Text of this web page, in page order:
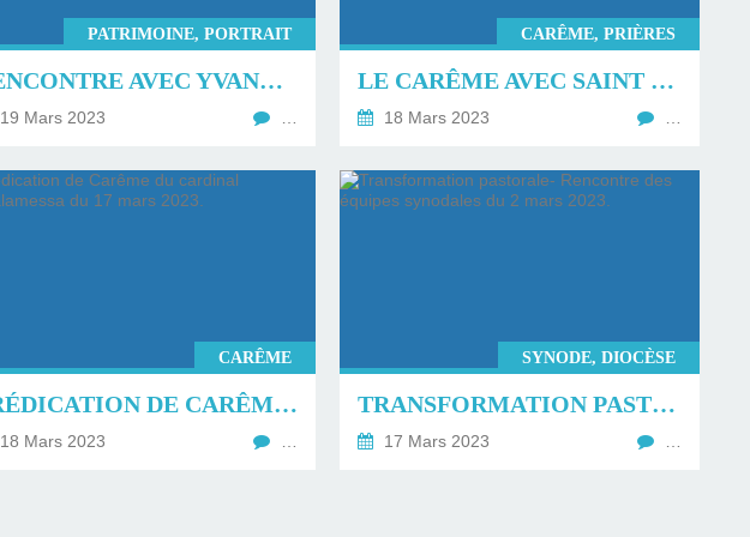
PATRIMOINE, PORTRAIT
RENCONTRE AVEC YVANOHÉ, APPRENTI VITRAILLISTE, SPÉCIALISTE DE LA RÉNOVATION ET CRÉATION DE VITRAUX.
19 Mars 2023
CARÊME, PRIÈRES
LE CARÊME AVEC SAINT BERNARD DE CLAIRVAUX.
18 Mars 2023
CARÊME
PRÉDICATION DE CARÊME DU CARDINAL CANTALAMESSA DU 17 MARS 2023.
18 Mars 2023
SYNODE, DIOCÈSE
TRANSFORMATION PASTORALE- RENCONTRE DES ÉQUIPES SYNODALES DU 2 MARS 2023.
17 Mars 2023